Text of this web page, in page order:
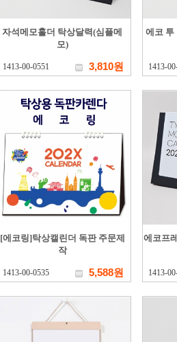
자석메모홀더 탁상달력(심플메
모)
1413-00-0551 3,810원
에코 투
1413-
[에코링]탁상캘린더 독판 주문제
작
1413-00-0535 5,588원
에코프
1413-